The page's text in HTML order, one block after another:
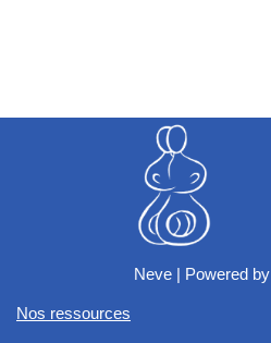
Neve| Powered by
Nos ressources